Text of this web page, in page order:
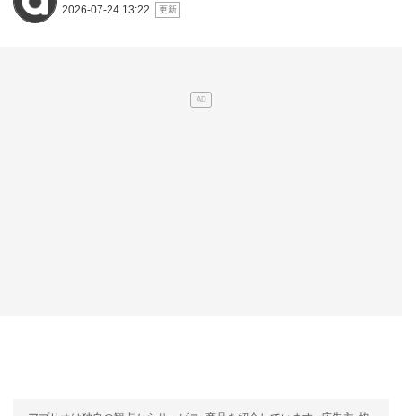
2026-07-24 13:22